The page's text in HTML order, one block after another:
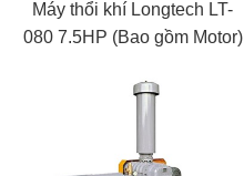
Máy thổi khí Longtech LT-
080 7.5HP (Bao gồm Motor)